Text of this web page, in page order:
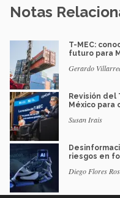
Notas
T-MEC:
futuro para
Gerardo
Revisión del
México para
Susan Irais
riesgos en
Diego Flores